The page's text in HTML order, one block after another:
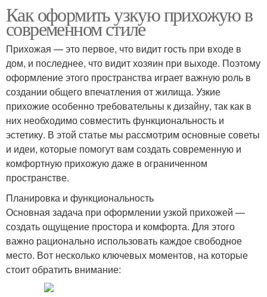
Как оформить узкую прихожую в
современном стиле
Прихожая — это первое, что видит гость при входе в
дом, и последнее, что видит хозяин при выходе. Поэтому
оформление этого пространства играет важную роль в
создании общего впечатления от жилища. Узкие
прихожие особенно требовательны к дизайну, так как в
них необходимо совместить функциональность и
эстетику. В этой статье мы рассмотрим основные советы
и идеи, которые помогут вам создать современную и
комфортную прихожую даже в ограниченном
пространстве.
Планировка и функциональность
Основная задача при оформлении узкой прихожей —
создать ощущение простора и комфорта. Для этого
важно рационально использовать каждое свободное
место. Вот несколько ключевых моментов, на которые
стоит обратить внимание: